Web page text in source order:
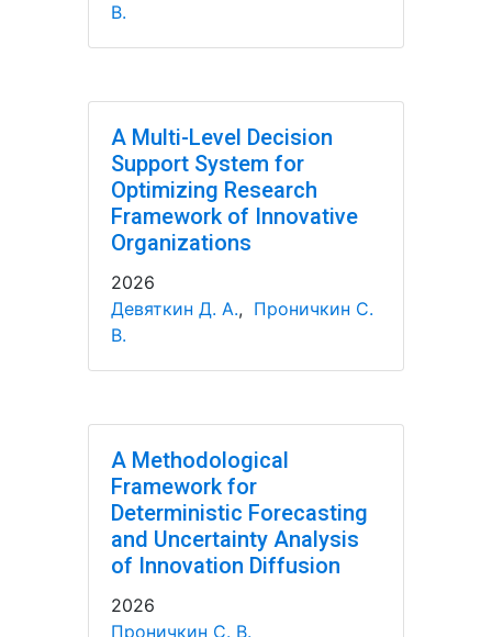
В.
A Multi-Level Decision
Support System for
Optimizing Research
Framework of Innovative
Organizations
2026
Девяткин Д. А., Проничкин С.
В.
A Methodological
Framework for
Deterministic Forecasting
and Uncertainty Analysis
of Innovation Diffusion
2026
Проничкин С. В.